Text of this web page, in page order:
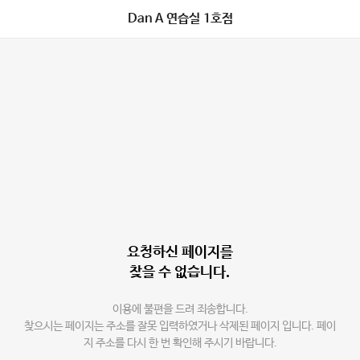
Dan A 연습실 1호점
요청하신 페이지를
찾을 수 없습니다.
이용에 불편을 드려 죄송합니다.
찾으시는 페이지는 주소를 잘못 입력하였거나 삭제된 페이지 입니다. 페이
지 주소를 다시 한 번 확인해 주시기 바랍니다.